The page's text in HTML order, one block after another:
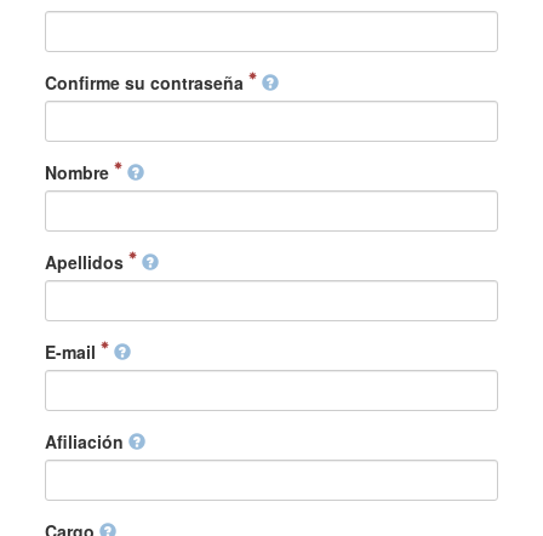
Confirme su contraseña
Nombre
Apellidos
E-mail
Afiliación
Cargo